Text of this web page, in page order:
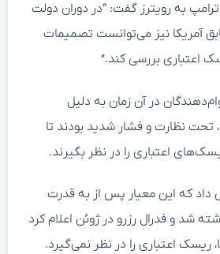
به رویترز گفت: “در دوران دولت
آمریکا نیز می‌توانست تصمیمات
اعتباری بررسی کند.”
در آن زمان به دلیل
تحت نظارت و فشار شدید بودند تا
اعتباری را در نظر بگیرند.
داد که این معیار پس از به قدرت
شد و فدرال رزرو در ژوئن اعلام کرد
ریسک اعتباری را در نظر نمی‌گیرد.